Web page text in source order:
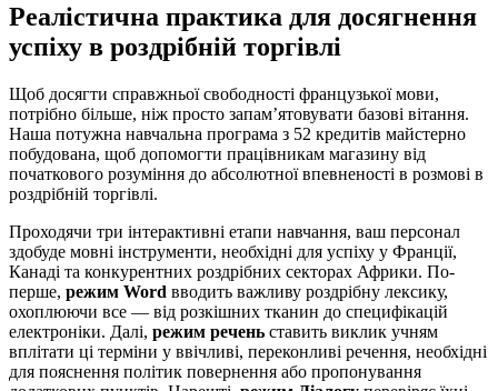
Реалістична практика для досягнення
успіху в роздрібній торгівлі
Щоб досягти справжньої свободності французької мови,
потрібно більше, ніж просто запам’ятовувати базові вітання.
Наша потужна навчальна програма з 52 кредитів майстерно
побудована, щоб допомогти працівникам магазину від
початкового розуміння до абсолютної впевненості в розмові в
роздрібній торгівлі.
Проходячи три інтерактивні етапи навчання, ваш персонал
здобуде мовні інструменти, необхідні для успіху у Франції,
Канаді та конкурентних роздрібних секторах Африки. По-
перше, режим Word вводить важливу роздрібну лексику,
охоплюючи все — від розкішних тканин до специфікацій
електроніки. Далі, режим речень ставить виклик учням
вплітати ці терміни у ввічливі, переконливі речення, необхідні
для пояснення політик повернення або пропонування